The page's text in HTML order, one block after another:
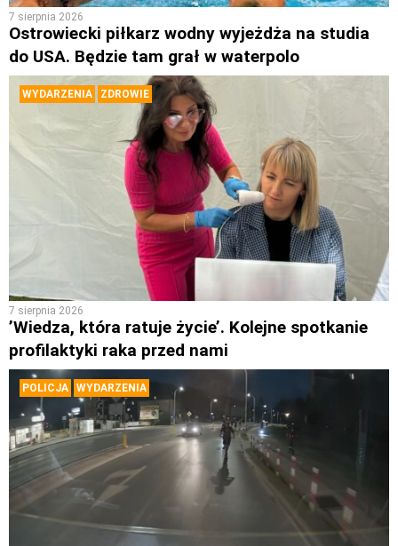
7 sierpnia 2026
Ostrowiecki piłkarz wodny wyjeżdża na studia
do USA. Będzie tam grał w waterpolo
WYDARZENIA ZDROWIE
7 sierpnia 2026
’Wiedza, która ratuje życie’. Kolejne spotkanie
profilaktyki raka przed nami
POLICJA WYDARZENIA